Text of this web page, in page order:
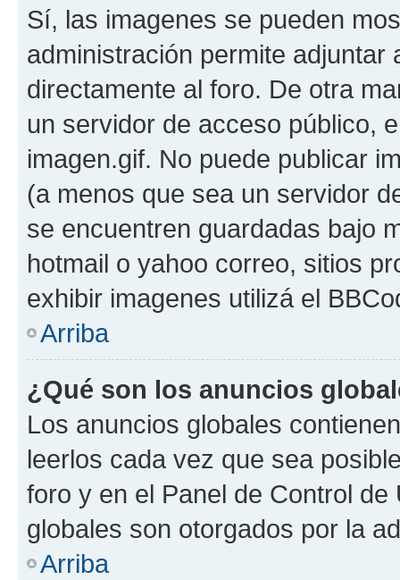
Sí, las imagenes se pueden
administración permite
directamente al foro. De otra
un servidor de acceso público,
imagen.gif. No puede publicar
(a menos que sea un servidor
se encuentren guardadas bajo
hotmail o yahoo correo, sitios
exhibir imagenes utilizá el
Arriba
¿Qué son los anuncios
Los anuncios globales
leerlos cada vez que sea
foro y en el Panel de Control
globales son otorgados por la
Arriba